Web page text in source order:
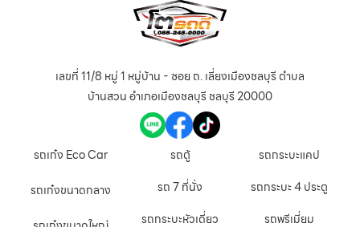
เลขที่ 11/8 หมู่ 1 หมู่บ้าน - ซอย ถ. เลี่ยงเมืองชลบุรี ตำบล
บ้านสวน อำเภอเมืองชลบุรี ชลบุรี 20000
รถเก๋ง Eco Car
รถเก๋งขนาดกลาง
รถตู้
รถ 7 ที่นั่ง
รถกระบะหัวเดี่ยว
รถกระบะแคป
รถกระบะ 4 ประตู
รถพรีเมี่ยม